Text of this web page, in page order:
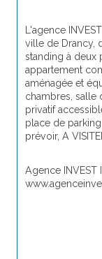
L'agence
ville de Drancy,
standing à deux
appartement
aménagée et
chambres, salle
privatif
place de
prévoir, A
Agence INVEST